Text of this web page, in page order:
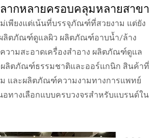
กหลายครอบคลุมหลายสาขา
เพียงแต่เน้นที่บรรจุภัณฑ์ที่สวยงาม แต่ยัง
ผลิตภัณฑ์ดูแลผิว ผลิตภัณฑ์อาบน้ำ/ล้าง
ามสะอาดเครื่องสำอาง ผลิตภัณฑ์ดูแล
ลิตภัณฑ์ธรรมชาติและออร์แกนิก สินค้าที่
ม และผลิตภัณฑ์ความงามทางการแพทย์
อทางเลือกแบบครบวงจรสำหรับแบรนด์ใน